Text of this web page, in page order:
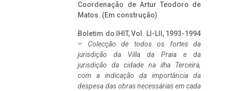
Coordenação de Artur Teodoro de
Matos. (Em construção)
Boletim do IHIT, Vol. LI-LII, 1993-1994
– Colecção de todos os fortes da
jurisdição da Villa da Praia e da
jurisdição da cidade na ilha Terceira,
com a indicação da importância da
despesa das obras necessárias em cada